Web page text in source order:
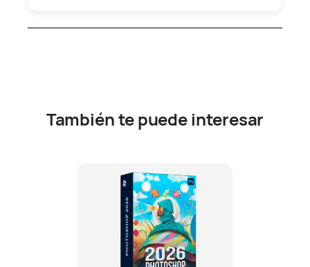
También te puede interesar